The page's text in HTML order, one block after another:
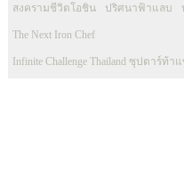
สงครามชีวิตโอชิน ปริศนาฟ้าแลบ
The Next Iron Chef
Infinite Challenge Thailand ซุปตาร์ท้า